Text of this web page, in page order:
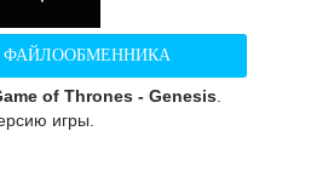
ФАЙЛООБМЕННИКА
of Thrones - Genesis
игры.